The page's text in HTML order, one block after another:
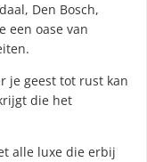
Den Bosch,
een oase van
je geest tot rust kan
die het
alle luxe die erbij